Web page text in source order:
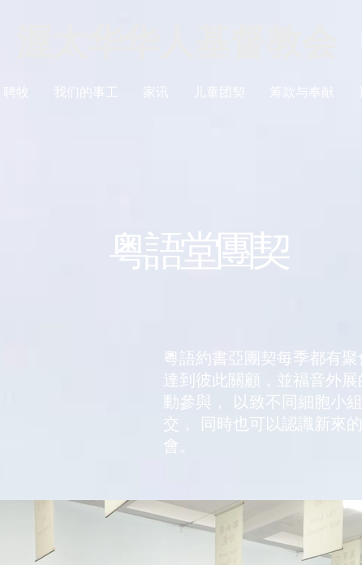
聘牧 我们的事工 家讯 儿童团契 筹款与奉献
粤語堂團契
粵語約書亞團契每季都有
達到彼此關顧，並福音外
動參與， 以致不同細胞小
交， 同時也可以認識新來
會。